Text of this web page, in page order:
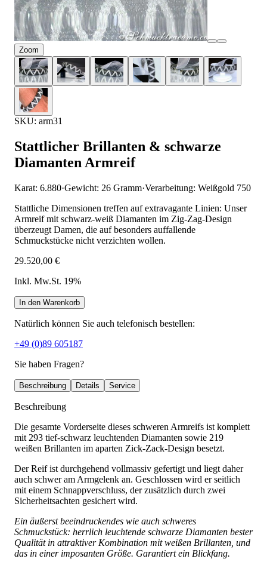
Zoom
SKU: arm31
Stattlicher Brillanten & schwarze
Diamanten Armreif
Karat: 6.880·Gewicht: 26 Gramm·Verarbeitung: Weißgold 750
Stattliche Dimensionen treffen auf extravagante Linien: Unser
Armreif mit schwarz-weiß Diamanten im Zig-Zag-Design
überzeugt Damen, die auf besonders auffallende
Schmuckstücke nicht verzichten wollen.
29.520,00 €
Inkl. Mw.St. 19%
In den Warenkorb
Natürlich können Sie auch telefonisch bestellen:
+49 (0)89 605187
Sie haben Fragen?
Beschreibung Details Service
Beschreibung
Die gesamte Vorderseite dieses schweren Armreifs ist komplett
mit 293 tief-schwarz leuchtenden Diamanten sowie 219
weißen Brillanten im aparten Zick-Zack-Design besetzt.
Der Reif ist durchgehend vollmassiv gefertigt und liegt daher
auch schwer am Armgelenk an. Geschlossen wird er seitlich
mit einem Schnappverschluss, der zusätzlich durch zwei
Sicherheitsachten gesichert wird.
Ein äußerst beeindruckendes wie auch schweres
Schmuckstück: herrlich leuchtende schwarze Diamanten bester
Qualität in attraktiver Kombination mit weißen Brillanten, und
das in einer imposanten Größe. Garantiert ein Blickfang.